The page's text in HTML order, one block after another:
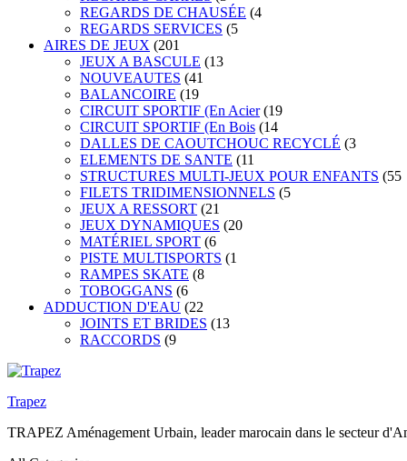
REGARDS DE CHAUSÉE (4
REGARDS SERVICES (5
AIRES DE JEUX (201
JEUX A BASCULE (13
NOUVEAUTES (41
BALANCOIRE (19
CIRCUIT SPORTIF (En Acier (19
CIRCUIT SPORTIF (En Bois (14
DALLES DE CAOUTCHOUC RECYCLÉ (3
ELEMENTS DE SANTE (11
STRUCTURES MULTI-JEUX POUR ENFANTS (55
FILETS TRIDIMENSIONNELS (5
JEUX A RESSORT (21
JEUX DYNAMIQUES (20
MATÉRIEL SPORT (6
PISTE MULTISPORTS (1
RAMPES SKATE (8
TOBOGGANS (6
ADDUCTION D'EAU (22
JOINTS ET BRIDES (13
RACCORDS (9
Trapez
TRAPEZ Aménagement Urbain, leader marocain dans le secteur